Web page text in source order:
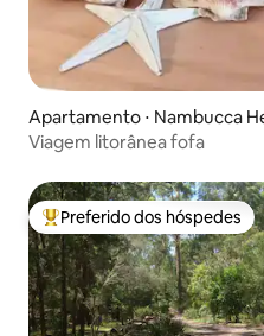
Apartamento ⋅ Nambucca
Viagem litorânea fofa
Entre os melhores
Preferido dos hóspedes